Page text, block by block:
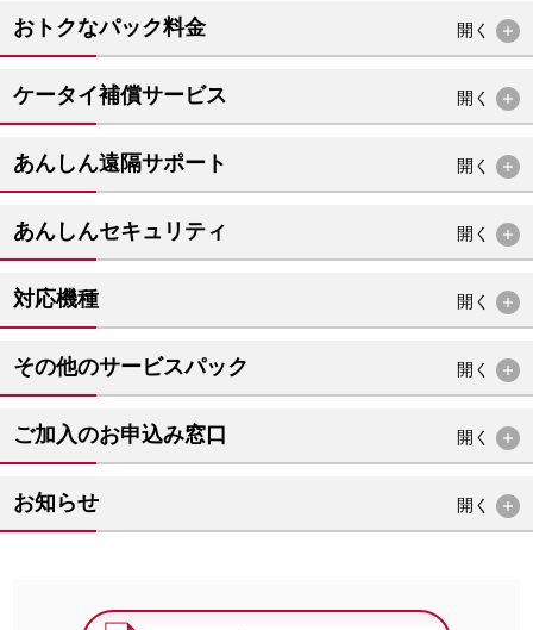
おトクなパック料金 開く
ケータイ補償サービス 開く
あんしん遠隔サポート 開く
あんしんセキュリティ 開く
対応機種 開く
その他のサービスパック 開く
ご加入のお申込み窓口 開く
お知らせ 開く